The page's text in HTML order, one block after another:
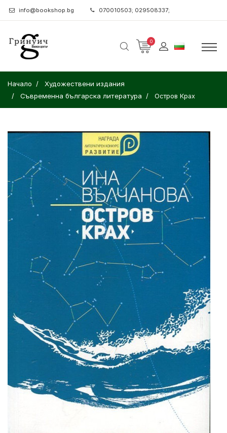
info@bookshop.bg 070010503; 029508337;
0
Начало
Художествени издания
Съвременна българска литература
Остров Крах